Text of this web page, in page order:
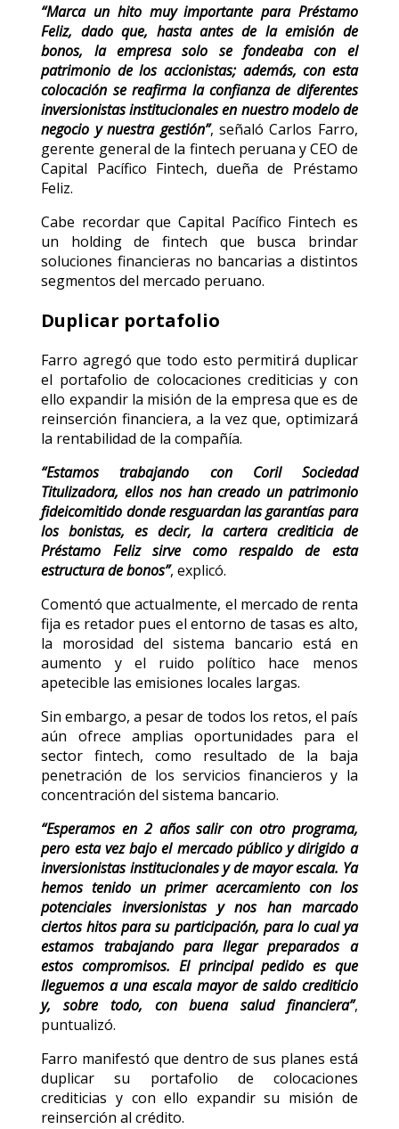
“Marca un hito muy importante para Préstamo
Feliz, dado que, hasta antes de la emisión de
bonos, la empresa solo se fondeaba con el
patrimonio de los accionistas; además, con esta
colocación se reafirma la confianza de diferentes
inversionistas institucionales en nuestro modelo de
negocio y nuestra gestión”, señaló Carlos Farro,
gerente general de la fintech peruana y CEO de
Capital Pacífico Fintech, dueña de Préstamo
Feliz.
Cabe recordar que Capital Pacífico Fintech es
un holding de fintech que busca brindar
soluciones financieras no bancarias a distintos
segmentos del mercado peruano.
Duplicar portafolio
Farro agregó que todo esto permitirá duplicar
el portafolio de colocaciones crediticias y con
ello expandir la misión de la empresa que es de
reinserción financiera, a la vez que, optimizará
la rentabilidad de la compañía.
“Estamos trabajando con Coril Sociedad
Titulizadora, ellos nos han creado un patrimonio
fideicomitido donde resguardan las garantías para
los bonistas, es decir, la cartera crediticia de
Préstamo Feliz sirve como respaldo de esta
estructura de bonos”, explicó.
Comentó que actualmente, el mercado de renta
fija es retador pues el entorno de tasas es alto,
la morosidad del sistema bancario está en
aumento y el ruido político hace menos
apetecible las emisiones locales largas.
Sin embargo, a pesar de todos los retos, el país
aún ofrece amplias oportunidades para el
sector fintech, como resultado de la baja
penetración de los servicios financieros y la
concentración del sistema bancario.
“Esperamos en 2 años salir con otro programa,
pero esta vez bajo el mercado público y dirigido a
inversionistas institucionales y de mayor escala. Ya
hemos tenido un primer acercamiento con los
potenciales inversionistas y nos han marcado
ciertos hitos para su participación, para lo cual ya
estamos trabajando para llegar preparados a
estos compromisos. El principal pedido es que
lleguemos a una escala mayor de saldo crediticio
y, sobre todo, con buena salud financiera”,
puntualizó.
Farro manifestó que dentro de sus planes está
duplicar su portafolio de colocaciones
crediticias y con ello expandir su misión de
reinserción al crédito.